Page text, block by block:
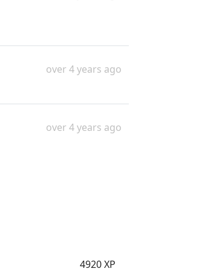
over 4 years ago
over 4 years ago
4920 XP